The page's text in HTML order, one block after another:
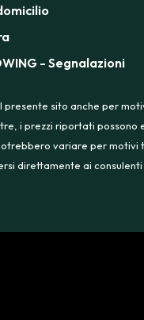
- Segnalazioni
sito anche per
i prezzi riportati
variare per motivi
direttamente ai